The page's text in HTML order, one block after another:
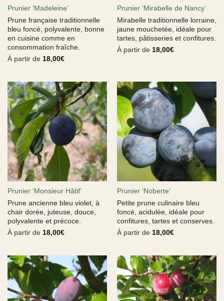
Prunier ‘Madeleine’
Prune française traditionnelle
bleu foncé, polyvalente, bonne
en cuisine comme en
consommation fraîche.
À partir de 18,00€
Prunier ‘Mirabelle de Nancy’
Mirabelle traditionnelle lorraine,
jaune mouchetée, idéale pour
tartes, pâtisseries et confitures.
À partir de 18,00€
Prunier ‘Monsieur Hâtif’
Prune ancienne bleu violet, à
chair dorée, juteuse, douce,
polyvalente et précoce.
À partir de 18,00€
Prunier ‘Noberte’
Petite prune culinaire bleu
foncé, acidulée, idéale pour
confitures, tartes et conserves.
À partir de 18,00€